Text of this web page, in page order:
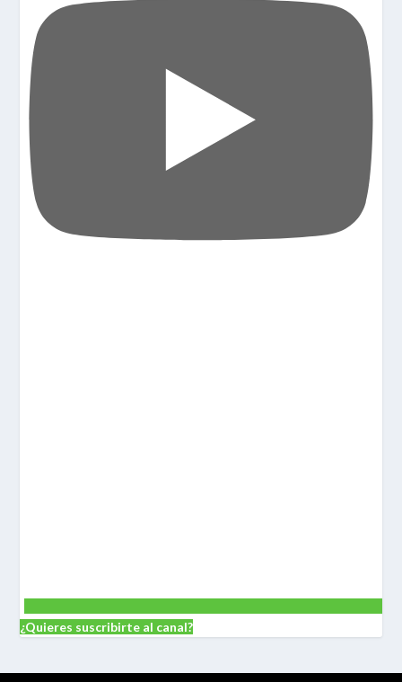
¿Quieres suscribirte al canal?